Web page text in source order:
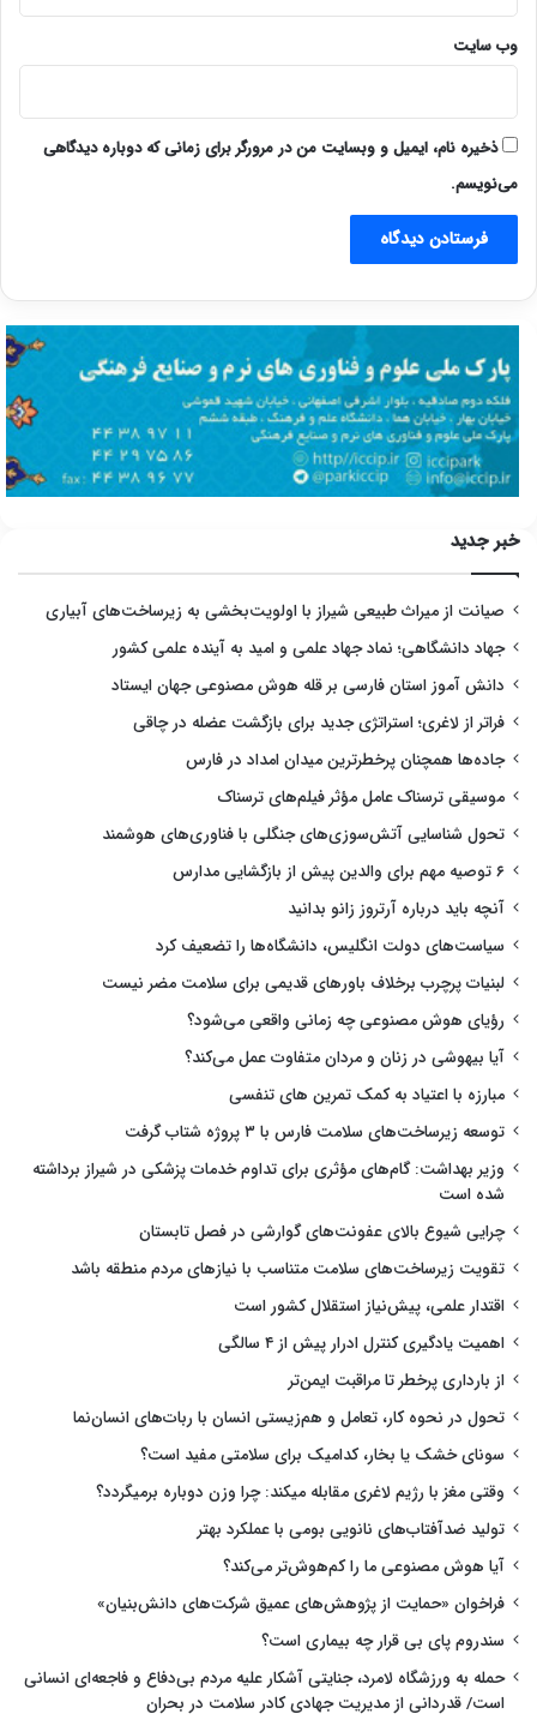
وب‌ سایت
ذخیره نام، ایمیل و وبسایت من در مرورگر برای زمانی که دوباره دیدگاهی
می‌نویسم.
خبر جدید
صیانت از میراث طبیعی شیراز با اولویت‌بخشی به زیرساخت‌های آبیاری
جهاد دانشگاهی؛ نماد جهاد علمی و امید به آینده علمی کشور
دانش آموز استان فارسی بر قله هوش مصنوعی جهان ایستاد
فراتر از لاغری؛ استراتژی جدید برای بازگشت عضله در چاقی
جاده‌ها همچنان پرخطرترین میدان امداد در فارس
موسیقی ترسناک عامل مؤثر فیلم‌های ترسناک
تحول شناسایی آتش‌سوزی‌های جنگلی با فناوری‌های هوشمند
۶ توصیه مهم برای والدین پیش از بازگشایی مدارس
آنچه باید درباره آرتروز زانو بدانید
سیاست‌های دولت انگلیس، دانشگاه‌ها را تضعیف کرد
لبنیات پرچرب برخلاف باورهای قدیمی برای سلامت مضر نیست
رؤیای هوش مصنوعی چه زمانی واقعی می‌شود؟
آیا بیهوشی در زنان و مردان متفاوت عمل می‌کند؟
مبارزه با اعتیاد به کمک تمرین های تنفسی
توسعه زیرساخت‌های سلامت فارس با ۳ پروژه شتاب گرفت
وزیر بهداشت: گام‌های مؤثری برای تداوم خدمات پزشکی در شیراز برداشته
شده است
چرایی شیوع بالای عفونت‌های گوارشی در فصل تابستان
تقویت زیرساخت‌های سلامت متناسب با نیازهای مردم منطقه باشد
اقتدار علمی، پیش‌نیاز استقلال کشور است
اهمیت یادگیری کنترل ادرار پیش از ۴ سالگی
از بارداری پرخطر تا مراقبت ایمن‌تر
تحول در نحوه کار، تعامل و هم‌زیستی انسان با ربات‌های انسان‌نما
سونای خشک یا بخار، کدامیک برای سلامتی مفید است؟
وقتی مغز با رژیم لاغری مقابله میکند: چرا وزن دوباره برمیگردد؟
تولید ضدآفتاب‌های نانویی بومی با عملکرد بهتر
آیا هوش مصنوعی ما را کم‌هوش‌تر می‌کند؟
فراخوان «حمایت از پژوهش‌های عمیق شرکت‌های دانش‌بنیان»
سندروم پای بی قرار چه بیماری است؟
حمله به ورزشگاه لامرد، جنایتی آشکار علیه مردم بی‌دفاع و فاجعه‌ای انسانی
است/ قدردانی از مدیریت جهادی کادر سلامت در بحران